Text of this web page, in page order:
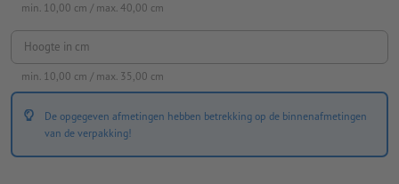
min. 10,00 cm / max. 40,00 cm
Hoogte in cm
min. 10,00 cm / max. 35,00 cm
De opgegeven afmetingen hebben betrekking op de binnenafmetingen
van de verpakking!